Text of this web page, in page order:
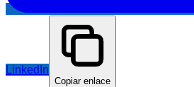
LinkedIn
Copiar enlace